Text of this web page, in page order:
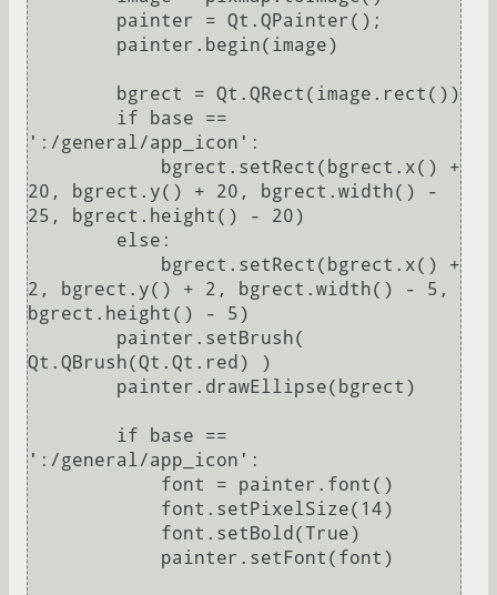
':/general/app_icon':
20, bgrect.y() + 20, bgrect.width() -
25, bgrect.height() - 20)
2, bgrect.y() + 2, bgrect.width() - 5,
bgrect.height() - 5)
Qt.QBrush(Qt.Qt.red) )
':/general/app_icon':